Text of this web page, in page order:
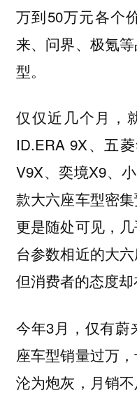
万到50万元各个
来、问界、极氪
型。
仅仅近几个月，
ID.ERA 9X、五
V9X、奕境X9、
款大六座车型密
更是随处可见，
台参数相近的大
但消费者的态度却
今年3月，仅有蔚
座车型销量过万
沦为炮灰，月销